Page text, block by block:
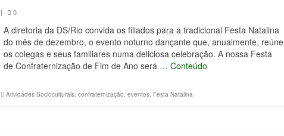
| 0
A diretoria da DS/Rio convida os filiados para a tradicional Festa Natalina
do mês de dezembro, o evento noturno dançante que, anualmente, reúne
os colegas e seus familiares numa deliciosa celebração. A nossa Festa
de Confraternização de Fim de Ano será … Conteúdo
Atividades Socioculturais, confraternização eventos, Festa Natalina